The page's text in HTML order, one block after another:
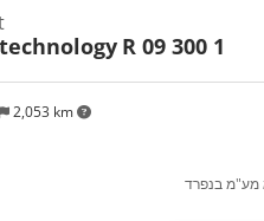
2,053 km
R 09 300 1
מע"מ בנפרד